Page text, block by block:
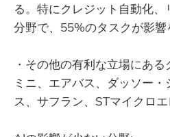
る。特にクレジット自動化
分野で、55%のタスクが影響
・その他の有利な立場にあ
ミニ、エアバス、ダッソー
ス、サフラン、STマイクロエ